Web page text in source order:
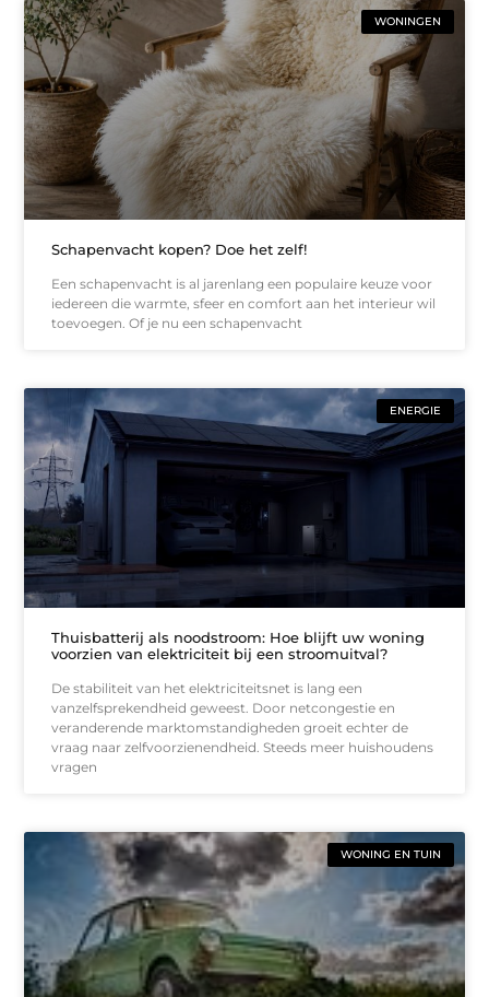
WONINGEN
Schapenvacht kopen? Doe het zelf!
Een schapenvacht is al jarenlang een populaire keuze voor
iedereen die warmte, sfeer en comfort aan het interieur wil
toevoegen. Of je nu een schapenvacht
ENERGIE
Thuisbatterij als noodstroom: Hoe blijft uw woning
voorzien van elektriciteit bij een stroomuitval?
De stabiliteit van het elektriciteitsnet is lang een
vanzelfsprekendheid geweest. Door netcongestie en
veranderende marktomstandigheden groeit echter de
vraag naar zelfvoorzienendheid. Steeds meer huishoudens
vragen
WONING EN TUIN